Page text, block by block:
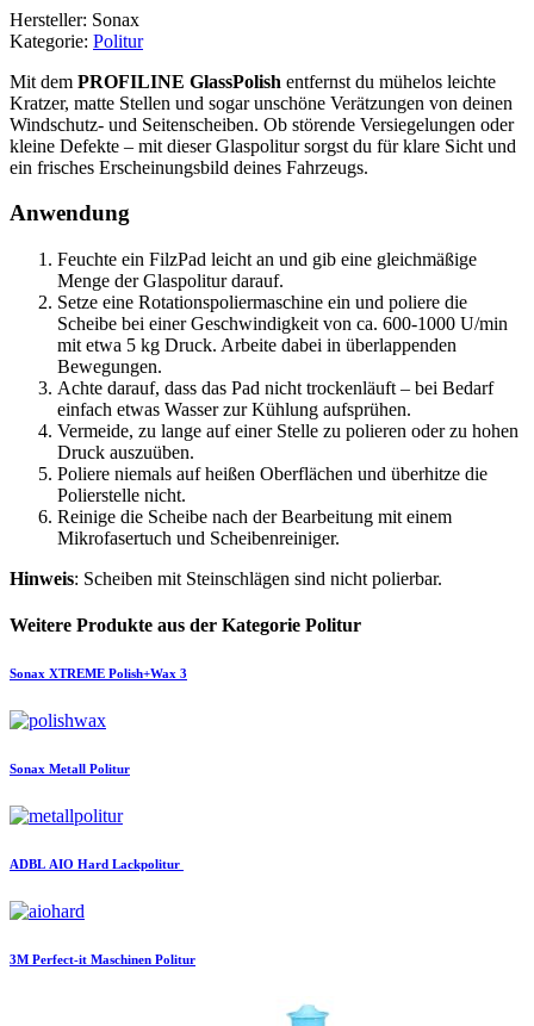
Hersteller: Sonax
Kategorie: Politur
Mit dem PROFILINE GlassPolish entfernst du mühelos leichte
Kratzer, matte Stellen und sogar unschöne Verätzungen von deinen
Windschutz- und Seitenscheiben. Ob störende Versiegelungen oder
kleine Defekte – mit dieser Glaspolitur sorgst du für klare Sicht und
ein frisches Erscheinungsbild deines Fahrzeugs.
Anwendung
Feuchte ein FilzPad leicht an und gib eine gleichmäßige
Menge der Glaspolitur darauf.
Setze eine Rotationspoliermaschine ein und poliere die
Scheibe bei einer Geschwindigkeit von ca. 600-1000 U/min
mit etwa 5 kg Druck. Arbeite dabei in überlappenden
Bewegungen.
Achte darauf, dass das Pad nicht trockenläuft – bei Bedarf
einfach etwas Wasser zur Kühlung aufsprühen.
Vermeide, zu lange auf einer Stelle zu polieren oder zu hohen
Druck auszuüben.
Poliere niemals auf heißen Oberflächen und überhitze die
Polierstelle nicht.
Reinige die Scheibe nach der Bearbeitung mit einem
Mikrofasertuch und Scheibenreiniger.
Hinweis: Scheiben mit Steinschlägen sind nicht polierbar.
Weitere Produkte aus der Kategorie Politur
Sonax XTREME Polish+Wax 3
Sonax Metall Politur
ADBL AIO Hard Lackpolitur
3M Perfect-it Maschinen Politur